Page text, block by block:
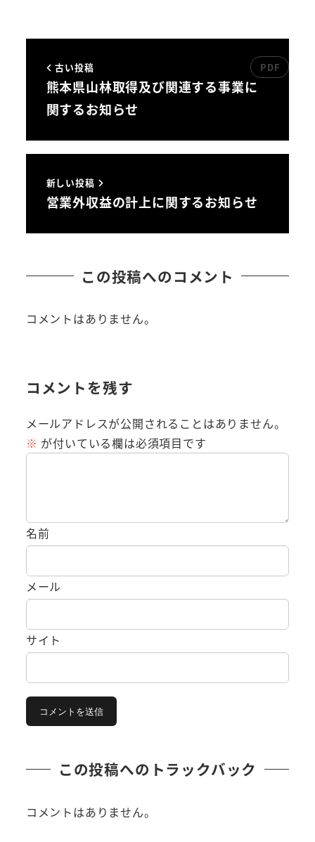
古い投稿
熊本県山林取得及び関連する事業に
関するお知らせ
新しい投稿
営業外収益の計上に関するお知らせ
この投稿へのコメント
コメントはありません。
コメントを残す
メールアドレスが公開されることはありません。
※ が付いている欄は必須項目です
名前
メール
サイト
この投稿へのトラックバック
コメントはありません。